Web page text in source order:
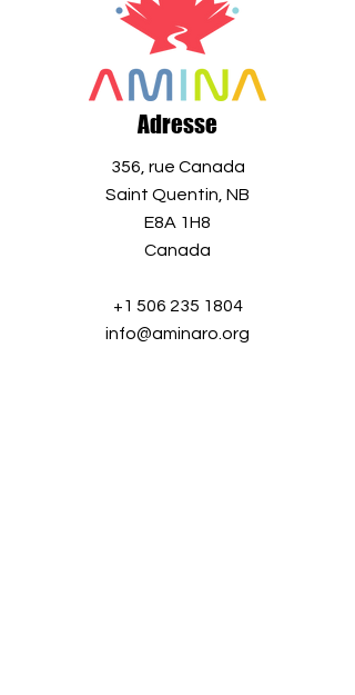
Adresse
356, rue Canada
Saint Quentin, NB
E8A 1H8
Canada
+1 506 235 1804
info@aminaro.org